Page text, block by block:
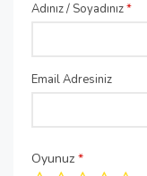
Adınız / Soyadınız*
Email Adresiniz
Oyunuz *